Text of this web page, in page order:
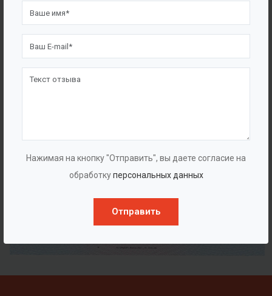
Нажимая на кнопку "Отправить", вы даете согласие на
обработкуперсональных данных
Отправить